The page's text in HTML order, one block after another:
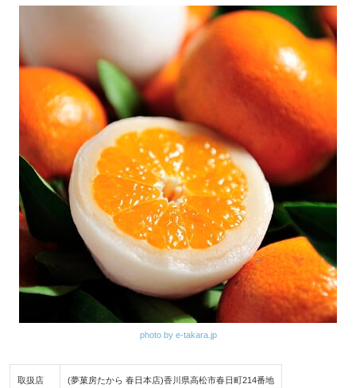
photo by e-takara.jp
取扱店 (夢菓房たから 春日本店)香川県高松市春日町214番地